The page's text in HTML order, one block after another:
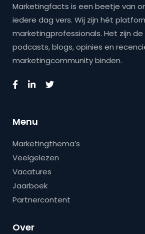
Marketingfacts is een beetje van
iedere dag vers. Wij zijn hét
marketingprofessionals. Het zijn de
podcasts, blogs, opinies en
marketingcommunity binden.
Menu
Marketingthema’s
Veelgelezen
Vacatures
Jaarboek
Partnercontent
Over